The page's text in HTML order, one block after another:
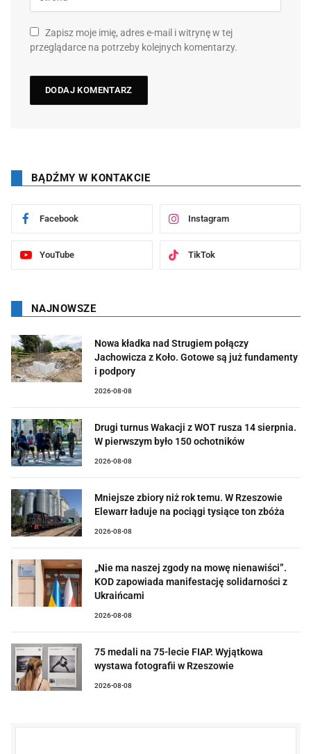
Zapisz moje imię, adres e-mail i witrynę w tej
przeglądarce na potrzeby kolejnych komentarzy.
BĄDŹMY W KONTAKCIE
Facebook Instagram
YouTube TikTok
NAJNOWSZE
Nowa kładka nad Strugiem połączy
Jachowicza z Koło. Gotowe są już fundamenty
i podpory
2026-08-08
Drugi turnus Wakacji z WOT rusza 14 sierpnia.
W pierwszym było 150 ochotników
2026-08-08
Mniejsze zbiory niż rok temu. W Rzeszowie
Elewarr ładuje na pociągi tysiące ton zbóża
2026-08-08
„Nie ma naszej zgody na mowę nienawiści”.
KOD zapowiada manifestację solidarności z
Ukraińcami
2026-08-08
75 medali na 75-lecie FIAP. Wyjątkowa
wystawa fotografii w Rzeszowie
2026-08-08